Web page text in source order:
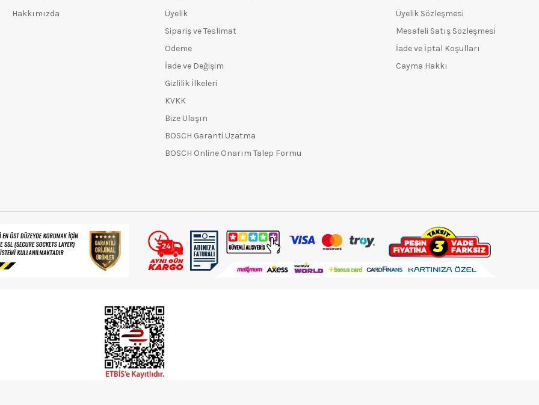
Hakkımızda
Üyelik
Sipariş ve Teslimat
Ödeme
İade ve Değişim
Gizlilik İlkeleri
KVKK
Bize Ulaşın
BOSCH Garanti Uzatma
BOSCH Online Onarım Talep Formu
Üyelik Sözleşmesi
Mesafeli Satış Sözleşmesi
İade ve İptal Koşulları
Cayma Hakkı